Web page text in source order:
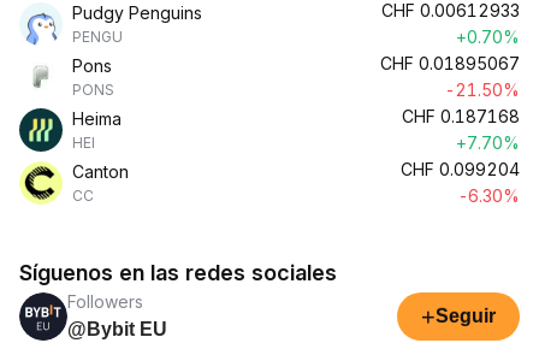
Pudgy Penguins
PENGU
CHF 0.00612933
+0.70%
Pons
PONS
CHF 0.01895067
-21.50%
Heima
HEI
CHF 0.187168
+7.70%
Canton
CC
CHF 0.099204
-6.30%
Síguenos en las redes sociales
Followers
@Bybit EU
+Seguir